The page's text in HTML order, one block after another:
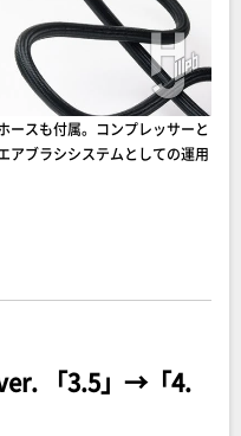
スも付属。コンプレッサーと
アブラシシステムとしての運用
「3.5」→「4.